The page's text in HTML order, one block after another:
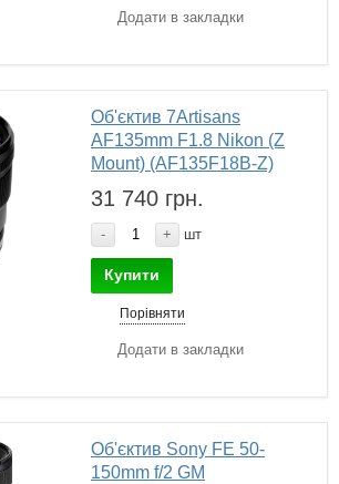
Додати в закладки
Об'єктив 7Artisans
AF135mm F1.8 Nikon (Z
Mount) (AF135F18B-Z)
31 740 грн.
- + шт
Купити
Порівняти
Додати в закладки
Об'єктив Sony FE 50-
150mm f/2 GM